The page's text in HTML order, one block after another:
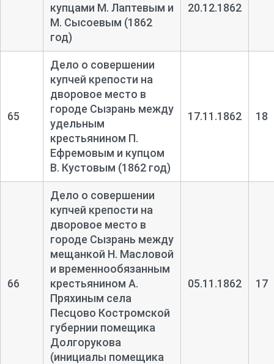
купцами М. Лаптевым и
М. Сысоевым (1862
год)
20.12.1862
65
Дело о совершении
купчей крепости на
дворовое место в
городе Сызрань между
удельным
крестьянином П.
Ефремовым и купцом
В. Кустовым (1862 год)
17.11.1862 18
66
Дело о совершении
купчей крепости на
дворовое место в
городе Сызрань между
мещанкой Н. Масловой
и временнообязанным
крестьянином А.
Пряхиным села
Песцово Костромской
губернии помещика
Долгорукова
(инициалы помещика
05.11.1862 17